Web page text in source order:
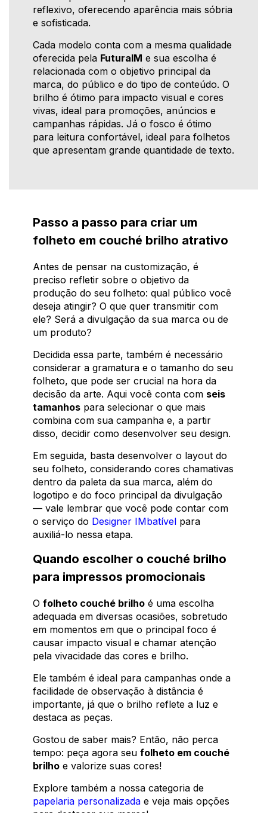
reflexivo, oferecendo aparência mais sóbria
e sofisticada.
Cada modelo conta com a mesma qualidade
oferecida pela FuturaIM e sua escolha é
relacionada com o objetivo principal da
marca, do público e do tipo de conteúdo. O
brilho é ótimo para impacto visual e cores
vivas, ideal para promoções, anúncios e
campanhas rápidas. Já o fosco é ótimo
para leitura confortável, ideal para folhetos
que apresentam grande quantidade de texto.
Passo a passo para criar um
folheto em couché brilho atrativo
Antes de pensar na customização, é
preciso refletir sobre o objetivo da
produção do seu folheto: qual público você
deseja atingir? O que quer transmitir com
ele? Será a divulgação da sua marca ou de
um produto?
Decidida essa parte, também é necessário
considerar a gramatura e o tamanho do seu
folheto, que pode ser crucial na hora da
decisão da arte. Aqui você conta com seis
tamanhos para selecionar o que mais
combina com sua campanha e, a partir
disso, decidir como desenvolver seu design.
Em seguida, basta desenvolver o layout do
seu folheto, considerando cores chamativas
dentro da paleta da sua marca, além do
logotipo e do foco principal da divulgação
— vale lembrar que você pode contar com
o serviço do Designer IMbatível para
auxiliá-lo nessa etapa.
Quando escolher o couché brilho
para impressos promocionais
O folheto couché brilho é uma escolha
adequada em diversas ocasiões, sobretudo
em momentos em que o principal foco é
causar impacto visual e chamar atenção
pela vivacidade das cores e brilho.
Ele também é ideal para campanhas onde a
facilidade de observação à distância é
importante, já que o brilho reflete a luz e
destaca as peças.
Gostou de saber mais? Então, não perca
tempo: peça agora seu folheto em couché
brilho e valorize suas cores!
Explore também a nossa categoria de
papelaria personalizada e veja mais opções